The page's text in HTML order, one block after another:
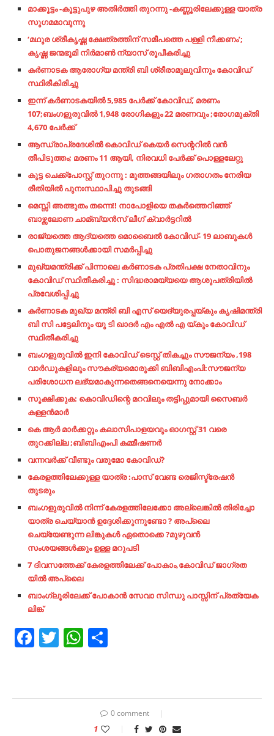
മാക്കൂട്ടം -കൂട്ടുപുഴ അതിർത്തി തുറന്നു -കണ്ണൂരിലേക്കുള്ള യാത്ര
സുഗമമാവുന്നു
‘മഥുര ശ്രീകൃഷ്ണ ക്ഷേത്രത്തിന് സമീപത്തെ പള്ളി നീക്കണം’;
കൃഷ്ണ ജന്മഭൂമി നിർമാൺ ന്യാസ് രൂപീകരിച്ചു
കർണാടക ആരോഗ്യ മന്ത്രി ബി ശ്രീരാമുലുവിനും കോവിഡ്
സ്ഥിരീകിരിച്ചു
ഇന്ന് കർണാടകയിൽ 5,985 പേർക്ക് കോവിഡ്, മരണം
107;ബംഗളുരുവിൽ 1,948 രോഗികളും 22 മരണവും ;രോഗമുക്തി
4,670 പേർക്ക്
ആന്ധ്രാപ്രദേശില്‍ കൊവിഡ് കെയര്‍ സെന്ററില്‍ വന്‍
തീപിടുത്തം; മരണം 11 ആയി, നിരവധി പേര്‍ക്ക് പൊള്ളലേറ്റു
കുട്ട ചെക്ക്പോസ്റ്റ് തുറന്നു : മുത്തങ്ങയിലും ഗതാഗതം നേരിയ
രീതിയിൽ പുനഃസ്ഥാപിച്ചു തുടങ്ങി
മെസ്സി അത്ഭുതം തന്നെ!! നാപോളിയെ തകര്‍ത്തെറിഞ്ഞ്
ബാഴ്സലോണ ചാമ്ബ്യന്‍സ് ലീഗ് ക്വാര്‍ട്ടറില്‍
രാജ്യത്തെ ആദ്യത്തെ മൊബൈൽ കോവിഡ്- 19 ലാബുകൾ
പൊതുജനങ്ങൾക്കായി സമർപ്പിച്ചു
മുഖ്യമന്ത്രിക്ക് പിന്നാലെ കർണാടക പ്രതിപക്ഷ നേതാവിനും
കോവിഡ് സ്ഥിതീകരിച്ചു : സിദ്ധരാമയ്യയെ ആശുപത്രിയിൽ
പ്രവേശിപ്പിച്ചു
കർണാടക മുഖ്യ മന്ത്രി ബി എസ് യെദ്യുരപ്പയ്കും കൃഷിമന്ത്രി
ബി സി പട്ടേലിനും യു ടി ഖാദർ എം എൽ എ യ്കും കോവിഡ്
സ്ഥിതീകരിച്ചു
ബംഗളുരുവിൽ ഇനി കോവിഡ് ടെസ്റ്റ് തികച്ചും സൗജന്യം ,198
വാർഡുകളിലും സൗകര്യമൊരുക്കി ബിബിഎംപി:സൗജന്യ
പരിശോധന ലഭ്യമാകുന്നതെങ്ങനെയെന്നു നോക്കാം
സൂക്ഷിക്കുക: കൊവിഡിന്റെ മറവിലും തട്ടിപ്പുമായി സൈബര്‍
കള്ളന്‍മാര്‍
കെ ആർ മാർക്കറ്റും കലാസിപാളയവും ഓഗസ്റ്റ് 31 വരെ
തുറക്കില്ല ;ബിബിഎംപി കമ്മീഷണർ
വന്നവര്‍ക്ക്​ വീണ്ടും വരുമോ കോവിഡ്​?
കേരളത്തിലേക്കുള്ള യാത്ര :പാസ് വേണ്ട രെജിസ്ട്രേഷൻ
തുടരും
ബംഗളുരുവിൽ നിന്ന് കേരളത്തിലേക്കോ അല്ലെങ്കിൽ തിരിച്ചോ
യാത്ര ചെയ്യാൻ ഉദ്ദേശിക്കുന്നുണ്ടോ ? അപ്ലൈ
ചെയ്യേണ്ടുന്ന ലിങ്കുകൾ ഏതൊക്കെ ?മുഴുവൻ
സംശയങ്ങൾക്കും ഉള്ള മറുപടി
7 ദിവസത്തേക്ക് കേരളത്തിലേക്ക് പോകാം,കോവിഡ് ജാഗ്രത
യിൽ അപ്ലൈ
ബാംഗ്ലൂരിലേക്ക് പോകാൻ സേവാ സിന്ധു പാസ്സിന് പ്രത്യേക
ലിങ്ക്
Facebook
TwitterWhatsApp
0 comment
1